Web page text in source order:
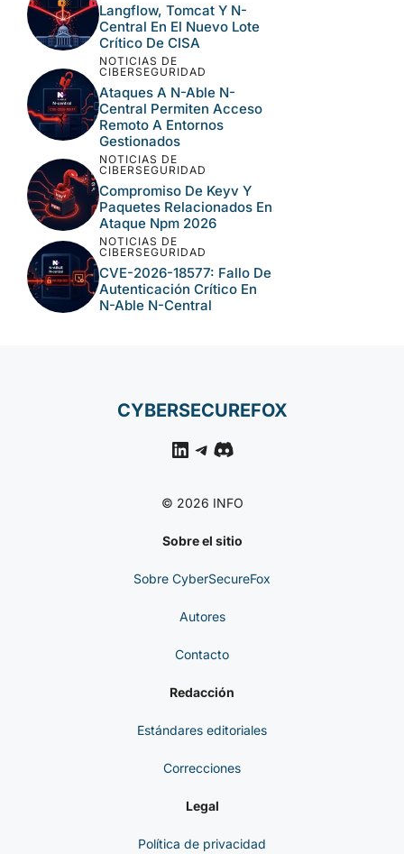
Langflow, Tomcat Y N-
Central En El Nuevo Lote
Crítico De CISA
NOTICIAS DE
CIBERSEGURIDAD
Ataques A N-Able N-
Central Permiten Acceso
Remoto A Entornos
Gestionados
NOTICIAS DE
CIBERSEGURIDAD
Compromiso De Keyv Y
Paquetes Relacionados En
Ataque Npm 2026
NOTICIAS DE
CIBERSEGURIDAD
CVE-2026-18577: Fallo De
Autenticación Crítico En
N-Able N-Central
CYBERSECUREFOX
LinkedIn
Telegram
Discord
© 2026 INFO
Sobre el sitio
Sobre CyberSecureFox
Autores
Contacto
Redacción
Estándares editoriales
Correcciones
Legal
Política de privacidad